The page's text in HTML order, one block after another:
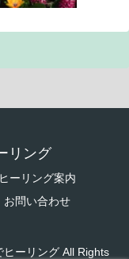
リング
ヒーリング案内
お問い合わせ
ーリング All Rights